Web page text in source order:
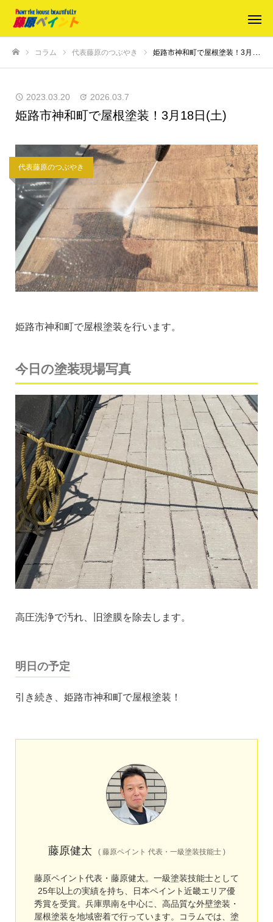
コラム 代表藤原のつぶやき 姫路市神和町で屋根塗装！3月18日(土)
2023.03.20 2026.03.7
姫路市神和町で屋根塗装！3月18日(土)
代表藤原のつぶやき
姫路市神和町で屋根塗装を行います。
今日の塗装現場写真
高圧洗浄で汚れ、旧塗膜を除去します。
明日の予定
引き続き、姫路市神和町で屋根塗装！
藤原健太 (藤原ペイント 代表・一級塗装技能士 )
藤原ペイント代表・藤原健太。一級塗装技能士として
25年以上の実績を持ち、日本ペイント近畿エリア優
秀賞を受賞。兵庫県南を中心に、高品質な外壁塗装・
屋根塗装を地域密着で行っています。コラムでは、塗